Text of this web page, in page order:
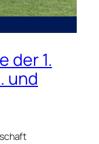
der 1.
und